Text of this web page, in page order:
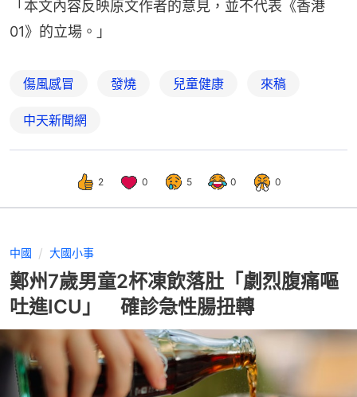
「本文內容反映原文作者的意見，並不代表《香港
01》的立場。」
傷風感冒 發燒 兒童健康 來稿
中天新聞網
2 0 5 0 0
中國 大國小事
鄭州7歲男童2杯凍飲落肚「劇烈腹痛嘔
吐進ICU」 確診急性腸扭轉